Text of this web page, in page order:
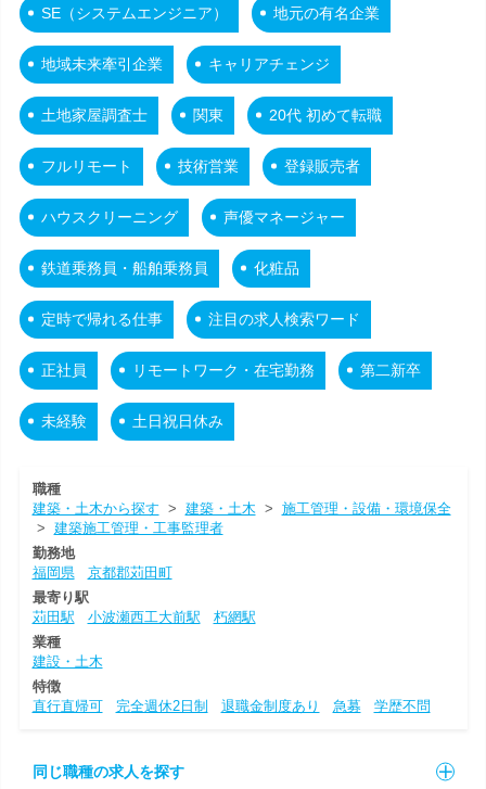
SE（システムエンジニア） 地元の有名企業
地域未来牽引企業 キャリアチェンジ
土地家屋調査士 関東 20代 初めて転職
フルリモート 技術営業 登録販売者
ハウスクリーニング 声優マネージャー
鉄道乗務員・船舶乗務員 化粧品
定時で帰れる仕事 注目の求人検索ワード
正社員 リモートワーク・在宅勤務 第二新卒
未経験 土日祝日休み
職種
建築・土木から探す > 建築・土木 > 施工管理・設備・環境保全
> 建築施工管理・工事監理者
勤務地
福岡県
京都郡苅田町
最寄り駅
苅田駅
小波瀬西工大前駅
朽網駅
業種
建設・土木
特徴
直行直帰可
完全週休2日制 退職金制度あり 急募 学歴不問
同じ職種の求人を探す